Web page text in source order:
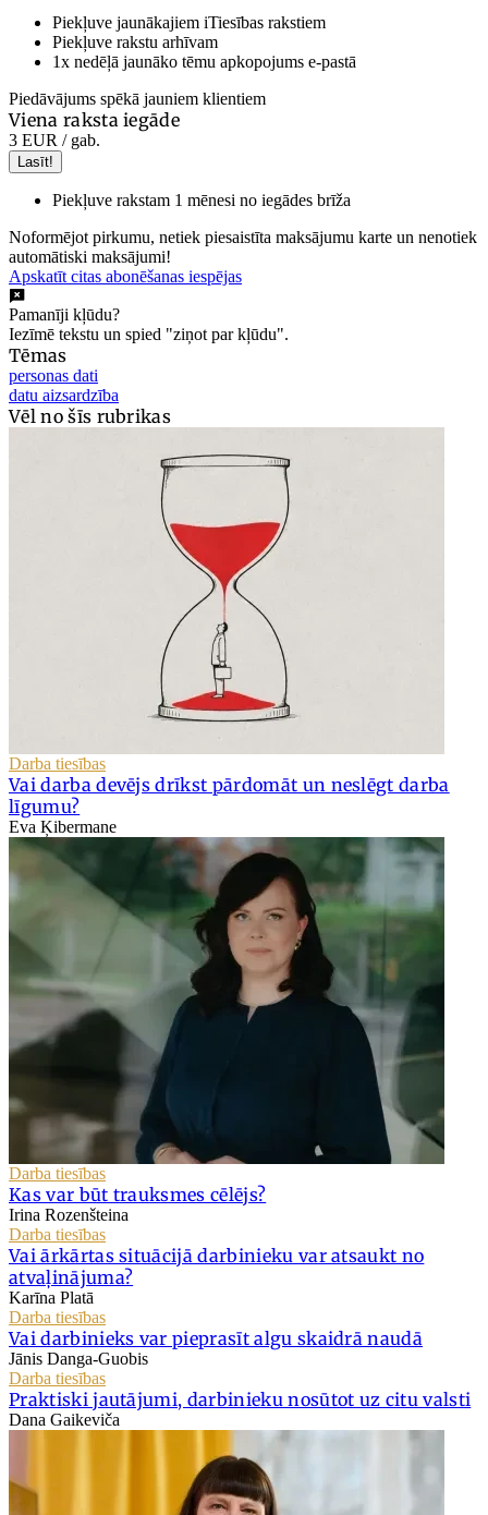
Piekļuve jaunākajiem iTiesības rakstiem
Piekļuve rakstu arhīvam
1x nedēļā jaunāko tēmu apkopojums e-pastā
Piedāvājums spēkā jauniem klientiem
Viena raksta iegāde
3 EUR / gab.
Lasīt!
Piekļuve rakstam 1 mēnesi no iegādes brīža
Noformējot pirkumu, netiek piesaistīta maksājumu karte un nenotiek
automātiski maksājumi!
Apskatīt citas abonēšanas iespējas
Pamanīji kļūdu?
Iezīmē tekstu un spied "ziņot par kļūdu".
Tēmas
personas dati
datu aizsardzība
Vēl no šīs rubrikas
Darba tiesības
Vai darba devējs drīkst pārdomāt un neslēgt darba
līgumu?
Eva Ķibermane
Darba tiesības
Kas var būt trauksmes cēlējs?
Irina Rozenšteina
Darba tiesības
Vai ārkārtas situācijā darbinieku var atsaukt no
atvaļinājuma?
Karīna Platā
Darba tiesības
Vai darbinieks var pieprasīt algu skaidrā naudā
Jānis Danga-Guobis
Darba tiesības
Praktiski jautājumi, darbinieku nosūtot uz citu valsti
Dana Gaikeviča